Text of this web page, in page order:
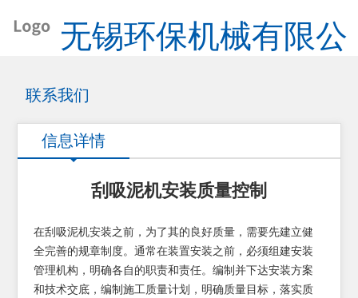
无锡环保机械有限公
司
联系我们
信息详情
刮吸泥机安装质量控制
在刮吸泥机安装之前，为了其的良好质量，需要先建立健
全完善的规章制度。通常在装置安装之前，必须组建安装
管理机构，明确各自的职责和责任。编制并下达安装方案
和技术交底，编制施工质量计划，明确质量目标，落实质